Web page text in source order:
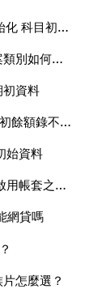
金蝶KIS專業版V10 0在進行初始化 科目初始資料錄入時
《金蝶K3》中無法增加核算專案類別如何解決
資料
金蝶標準版初始化錄固定資產年初餘額錄不上，總是累計借方，導致試算不平衡！請問怎麼解決
始資料
公司要求用金蝶KIS迷你版，在啟用帳套之前要錄入初始資料，然後試算平衡以後才能啟用
網貸嗎
怎麼選？